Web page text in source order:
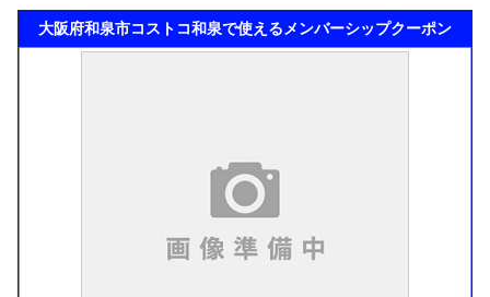
大阪府和泉市コストコ和泉で使えるメンバーシップクーポン